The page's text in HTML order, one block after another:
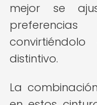
mejor se
distintivo.
La